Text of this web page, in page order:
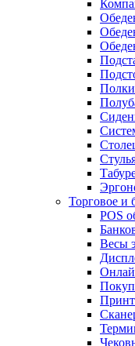
Полки
Торговое и
POS
Весы